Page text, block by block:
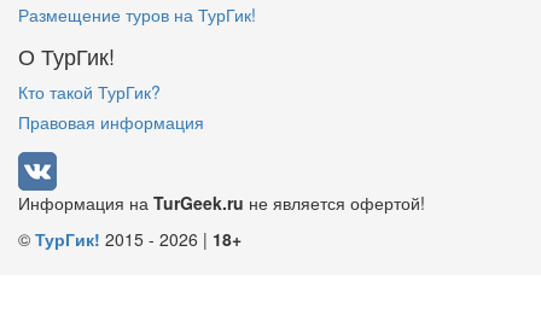
Размещение туров на ТурГик!
О ТурГик!
Кто такой ТурГик?
Правовая информация
Информация на TurGeek.ru не является офертой!
© ТурГик! 2015 - 2026 | 18+